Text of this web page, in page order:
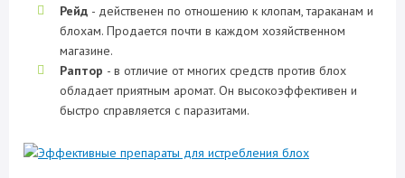
Рейд - действенен по отношению к клопам, тараканам и
блохам. Продается почти в каждом хозяйственном
магазине.
Раптор - в отличие от многих средств против блох
обладает приятным аромат. Он высокоэффективен и
быстро справляется с паразитами.